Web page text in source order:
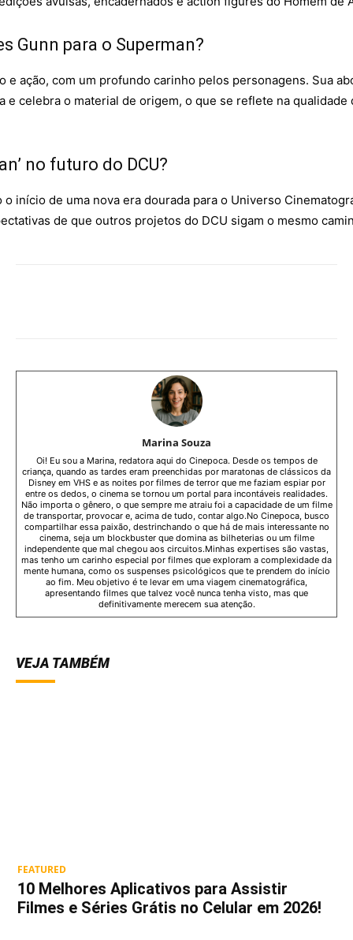
Gunn para o Superman?
ação, com um profundo carinho pelos personagens. Sua
e celebra o material de origem, o que se reflete na
no futuro do DCU?
o início de uma nova era dourada para o Universo
de que outros projetos do DCU sigam o mesmo
Marina Souza
Oi! Eu sou a Marina, redatora aqui do Cinepoca. Desde os tempos de
criança, quando as tardes eram preenchidas por maratonas de clássicos da
Disney em VHS e as noites por filmes de terror que me faziam espiar por
entre os dedos, o cinema se tornou um portal para incontáveis realidades.
Não importa o gênero, o que sempre me atraiu foi a capacidade de um filme
de transportar, provocar e, acima de tudo, contar algo.No Cinepoca, busco
compartilhar essa paixão, destrinchando o que há de mais interessante no
cinema, seja um blockbuster que domina as bilheterias ou um filme
independente que mal chegou aos circuitos.Minhas expertises são vastas,
mas tenho um carinho especial por filmes que exploram a complexidade da
mente humana, como os suspenses psicológicos que te prendem do início
ao fim. Meu objetivo é te levar em uma viagem cinematográfica,
apresentando filmes que talvez você nunca tenha visto, mas que
definitivamente merecem sua atenção.
VEJA TAMBÉM
FEATURED
10 Melhores Aplicativos para Assistir
Filmes e Séries Grátis no Celular em 2026!